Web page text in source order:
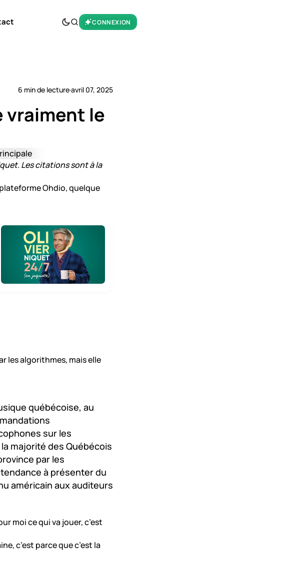
CONNEXION
6 min de lecture·avril 07, 2025
vraiment le
Les citations sont à la
Ohdio, quelque
les algorithmes, mais elle
québécoise, au
sur les
majorité des Québécois
par les
à présenter du
américain aux auditeurs
moi ce qui va jouer, c’est
c’est parce que c’est la